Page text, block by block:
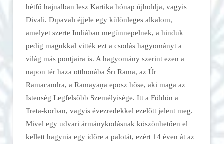
hétfő hajnalban lesz Kārtika hónap újholdja, vagyis
Divali. Dīpāvalī éjjele egy különleges alkalom,
amelyet szerte Indiában megünnepelnek, a hinduk
pedig magukkal vitték ezt a csodás hagyományt a
világ más pontjaira is. A hagyomány szerint ezen a
napon tér haza otthonába Śrī Rāma, az Úr
Rāmacandra, a Rāmāyaṇa eposz hőse, aki māga az
Istenség Legfelsőbb Személyisége. Itt a Földön a
Tretā-korban, vagyis évezredekkel ezelőtt jelent meg.
Mivel egy udvari ármánykodásnak köszönhetően el
kellett hagynia egy időre a palotát, ezért 14 éven át az